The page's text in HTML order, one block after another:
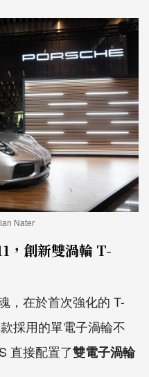
Nater
，創新雙渦輪 T-
，在於首次強化的 T-
採用的單電子渦輪不
直接配置了雙電子渦輪